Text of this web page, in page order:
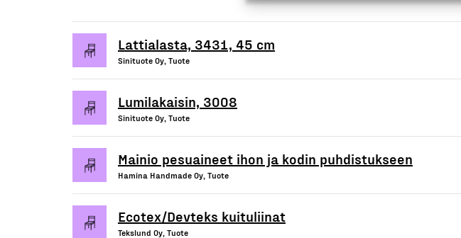
Lattialasta, 3431, 45 cm
Sinituote Oy, Tuote
Lumilakaisin, 3008
Sinituote Oy, Tuote
Mainio pesuaineet ihon ja kodin puhdistukseen
Hamina Handmade Oy, Tuote
Ecotex/Devteks kuituliinat
Tekslund Oy, Tuote